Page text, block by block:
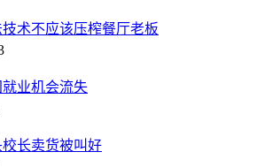
术不应该压榨餐厅老板
业机会流失
长卖货被叫好